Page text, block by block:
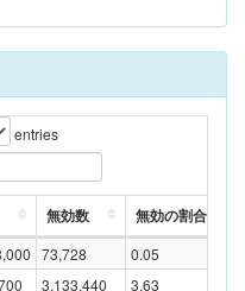
entries
無効数 無効の割合(%)
73,728
0.05
3,133,440 3.63